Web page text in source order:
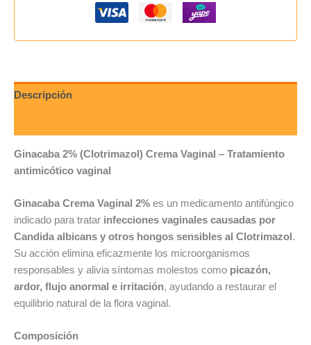
Descripción
Ginacaba 2% (Clotrimazol) Crema Vaginal – Tratamiento
antimicótico vaginal
Ginacaba Crema Vaginal 2% es un medicamento antifúngico
indicado para tratar infecciones vaginales causadas por
Candida albicans y otros hongos sensibles al Clotrimazol .
Su acción elimina eficazmente los microorganismos
responsables y alivia síntomas molestos como picazón,
ardor, flujo anormal e irritación, ayudando a restaurar el
equilibrio natural de la flora vaginal.
Composición